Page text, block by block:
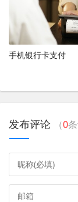
4、密码错误：
给他人，如忘
行重置。
手机银行卡支付
发布评论 （0